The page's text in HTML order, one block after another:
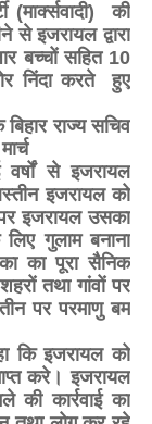
(मार्क्सवादी) की
से इजरायल द्वारा
बच्चों सहित 10
निंदा करते हुए
राज्य सचिव
से इजरायल
इजरायल को
इजरायल उसका
गुलाम बनाना
का पूरा सैनिक
तथा गांवों पर
पर परमाणु बम
इजरायल को
करे। इजरायल
कार्रवाई का